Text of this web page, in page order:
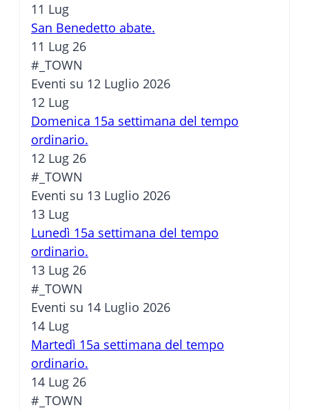
11 Lug
San Benedetto abate.
11 Lug 26
#_TOWN
Eventi su 12 Luglio 2026
12 Lug
Domenica 15a settimana del tempo
ordinario.
12 Lug 26
#_TOWN
Eventi su 13 Luglio 2026
13 Lug
Lunedì 15a settimana del tempo
ordinario.
13 Lug 26
#_TOWN
Eventi su 14 Luglio 2026
14 Lug
Martedì 15a settimana del tempo
ordinario.
14 Lug 26
#_TOWN